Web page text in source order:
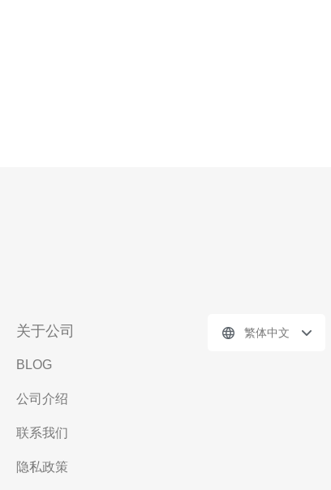
关于公司
BLOG
公司介绍
联系我们
隐私政策
繁体中文